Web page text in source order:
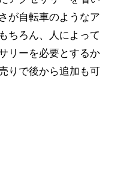
が自転車のようなア
ちろん、人によって
リーを必要とするか
りで後から追加も可